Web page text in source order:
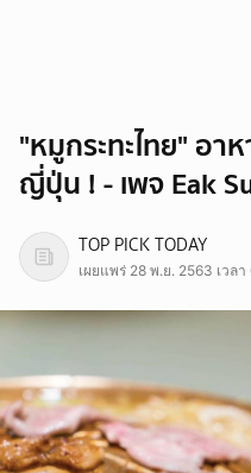
"หมูกระทะไทย" อา
ญี่ปุ่น ! - เพจ Eak
TOP PICK TODAY
เผยแพร่ 28 พ.ย. 2563 เวล